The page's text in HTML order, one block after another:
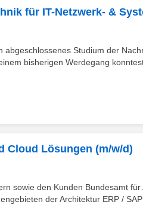
für IT-Netzwerk- &
abgeschlossenes Studium der
bisherigen Werdegang konntest
Cloud Lösungen (m/w/d)
sowie den Kunden Bundesamt für
der Architektur ERP / SAP